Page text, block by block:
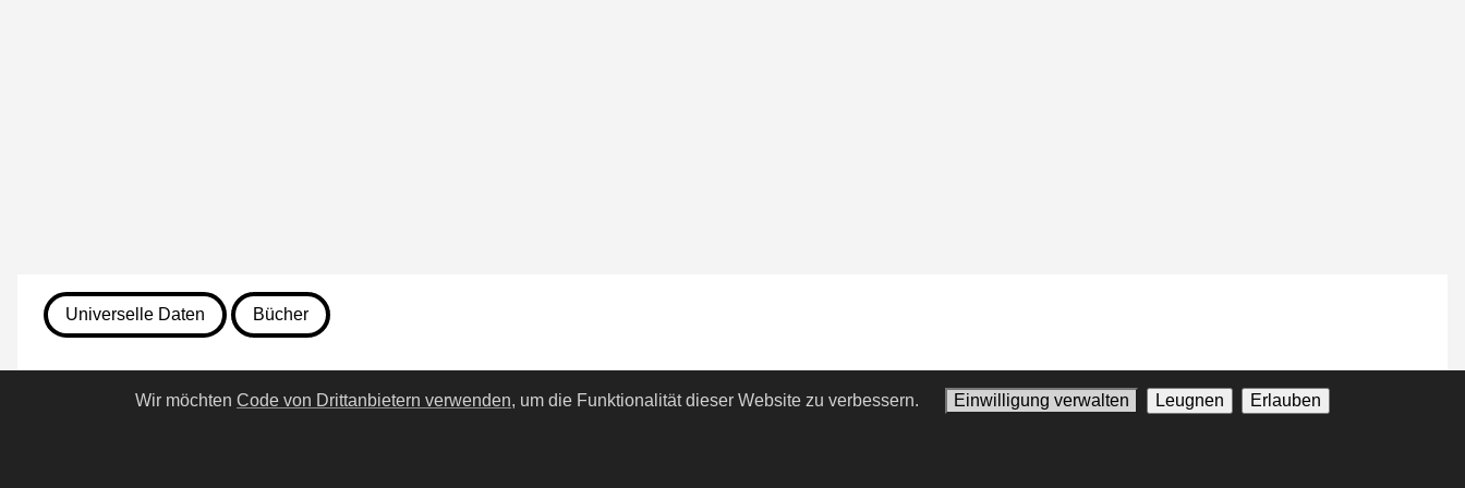
Universelle Daten Bücher
7. August 2026
Wir möchten Code von Drittanbietern verwenden, um die Funktionalität dieser Website zu verbessern. Einwilligung verwalten Leugnen Erlauben